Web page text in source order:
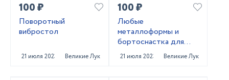
100 ₽
Поворотный
вибростол
21 июля 2023 Великие Луки
100 ₽
Любые
металлоформы и
бортоснастка для
ваших ЖБИ от «М-
Конструктор»
21 июля 2023 Великие Луки